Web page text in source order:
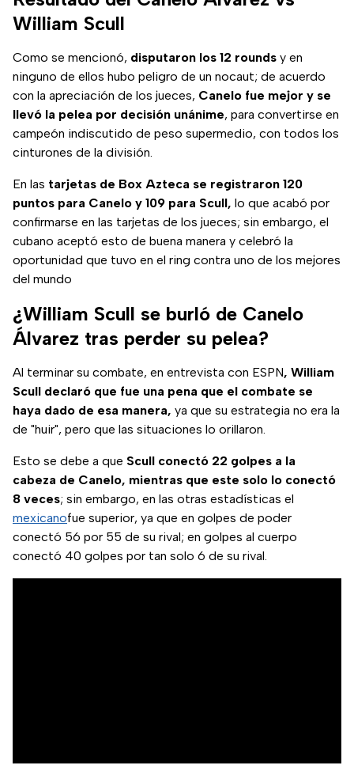
William Scull
Como se mencionó, disputaron los 12 rounds y en
ninguno de ellos hubo peligro de un nocaut; de acuerdo
con la apreciación de los jueces, Canelo fue mejor y se
llevó la pelea por decisión unánime, para convertirse en
campeón indiscutido de peso supermedio, con todos los
cinturones de la división.
En las tarjetas de Box Azteca se registraron 120
puntos para Canelo y 109 para Scull, lo que acabó por
confirmarse en las tarjetas de los jueces; sin embargo, el
cubano aceptó esto de buena manera y celebró la
oportunidad que tuvo en el ring contra uno de los mejores
del mundo
¿William Scull se burló de Canelo
Álvarez tras perder su pelea?
Al terminar su combate, en entrevista con ESPN, William
Scull declaró que fue una pena que el combate se
haya dado de esa manera, ya que su estrategia no era la
de "huir", pero que las situaciones lo orillaron.
Esto se debe a que Scull conectó 22 golpes a la
cabeza de Canelo, mientras que este solo lo conectó
8 veces; sin embargo, en las otras estadísticas el
mexicanofue superior, ya que en golpes de poder
conectó 56 por 55 de su rival; en golpes al cuerpo
conectó 40 golpes por tan solo 6 de su rival.